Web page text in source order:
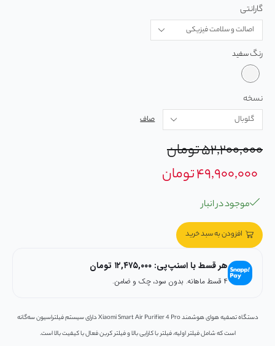
گارانتی
رنگ
نسخه
صاف
۵۲,۲۰۰,۰۰۰تومان
۴۹,۹۰۰,۰۰۰تومان
موجود در انبار
افزودن به سبد خرید
هر قسط با اسنپ‌پی: ۱۲,۴۷۵,۰۰۰ تومان
۴ قسط ماهانه. بدون سود، چک و ضامن.
دستگاه تصفیه هوای هوشمند Xiaomi Smart Air Purifier 4 Pro دارای سیستم فیلتراسیون سه‌گانه
است که شامل فیلتر اولیه، فیلتر با کارایی بالا و فیلتر کربن فعال با کیفیت بالا است.